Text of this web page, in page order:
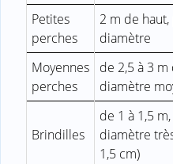
Petites
perches
2 m de
diamètre
Moyennes
perches
de 2,5 à 3 m
diamètre
Brindilles
de 1 à 1,5 m,
diamètre
1,5 cm)